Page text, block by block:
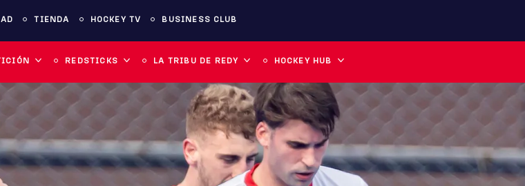
TIENDA HOCKEY TV BUSINESS CLUB
REDSTICKS LA TRIBU DE REDY HOCKEY HUB